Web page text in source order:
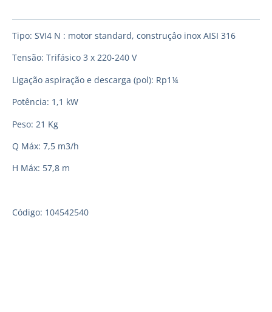
Tipo: SVI4 N : motor standard, construçâo inox AISI 316
Tensão: Trifásico 3 x 220-240 V
Ligação aspiração e descarga (pol): Rp1¼
Potência: 1,1 kW
Peso: 21 Kg
Q Máx: 7,5 m3/h
H Máx: 57,8 m
Código: 104542540